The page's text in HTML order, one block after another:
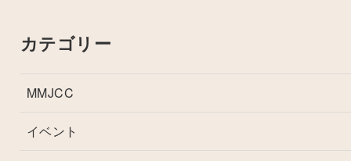
カテゴリー
MMJCC
イベント